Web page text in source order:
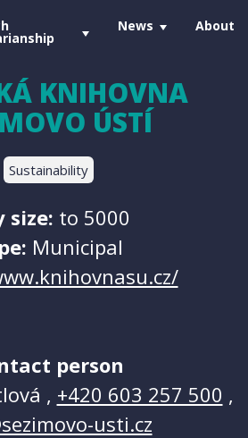
News About
KNIHOVNA
ÚSTÍ
Sustainability
size: to 5000
Municipal
person
, +420 603 257 500 ,
usti.cz